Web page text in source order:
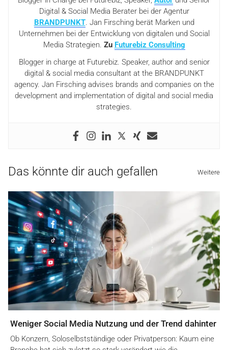
Digital & Social Media Berater bei der Agentur
BRANDPUNKT. Jan Firsching berät Marken und
Unternehmen bei der Entwicklung von digitalen und Social
Media Strategien. Zu Futurebiz Consulting
Blogger in charge at Futurebiz. Speaker, author and senior
digital & social media consultant at the BRANDPUNKT
agency. Jan Firsching advises brands and companies on the
development and implementation of digital and social media
strategies.
Das könnte dir auch gefallen Weitere
Weniger Social Media Nutzung und der Trend dahinter
Ob Konzern, Soloselbstständige oder Privatperson: Kaum eine